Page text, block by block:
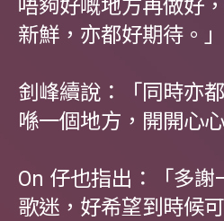
唔夠好嘅地方再做好
新鮮，亦都好期待。」
釗峰續說：「同時亦
喺一個地方，開開心
On 仔也指出：「多
歌迷，好希望到時候